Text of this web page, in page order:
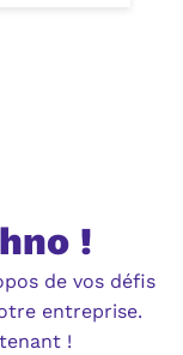
!
de vos défis
entreprise.
!